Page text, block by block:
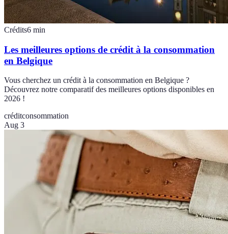
Crédits6 min
Les meilleures options de crédit à la consommation
en Belgique
Vous cherchez un crédit à la consommation en Belgique ?
Découvrez notre comparatif des meilleures options disponibles en
2026 !
créditconsommation
Aug 3